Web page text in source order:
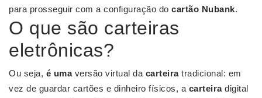
para prosseguir com a configuração do cartão Nubank.
O que são carteiras
eletrônicas?
Ou seja, é umaversão virtual da carteiratradicional: em
vez de guardar cartões e dinheiro físicos, a carteiradigital